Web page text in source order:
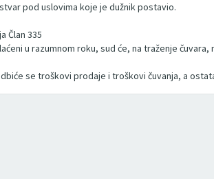
pod uslovima koje je dužnik postavio.
Član 335
u razumnom roku, sud će, na traženje
se troškovi prodaje i troškovi čuvanja, a